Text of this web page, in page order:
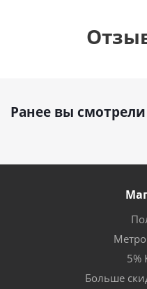
Ранее вы смотрели
5%
Больше